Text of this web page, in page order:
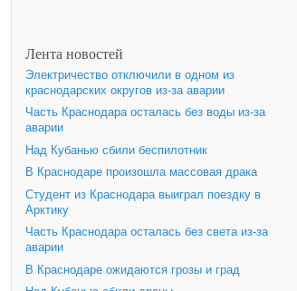
Лента новостей
Электричество отключили в одном из
краснодарских округов из-за аварии
Часть Краснодара осталась без воды из-за
аварии
Над Кубанью сбили беспилотник
В Краснодаре произошла массовая драка
Студент из Краснодара выиграл поездку в
Арктику
Часть Краснодара осталась без света из-за
аварии
В Краснодаре ожидаются грозы и град